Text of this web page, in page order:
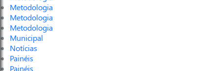
Metodologia
Metodologia
Metodologia
Municipal
Notícias
Painéis
Painéis